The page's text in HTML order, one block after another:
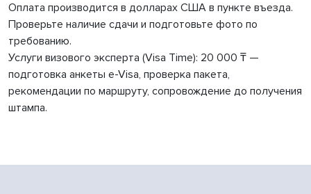
Оплата производится в долларах США в пункте въезда.
Проверьте наличие сдачи и подготовьте фото по
требованию.
Услуги визового эксперта (Visa Time): 20 000 ₸ —
подготовка анкеты e-Visa, проверка пакета,
рекомендации по маршруту, сопровождение до получения
штампа.